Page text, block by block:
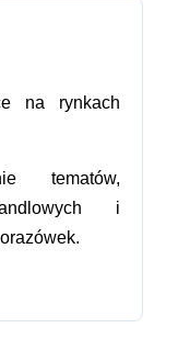
na rynkach
tematów,
i